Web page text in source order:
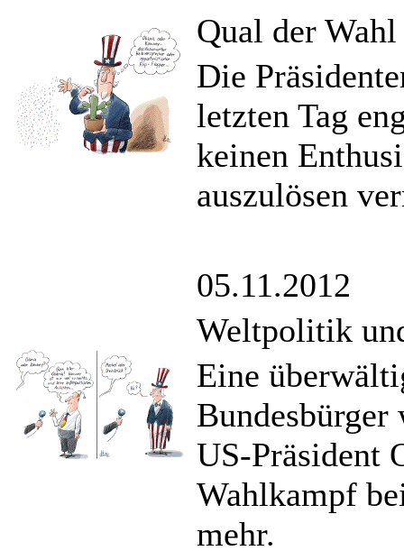
Qual der Wahl
Die
letzten Tag
keinen
auszulösen
05.11.2012
Weltpolitik
Eine
US-Präsident
Wahlkampf
mehr.